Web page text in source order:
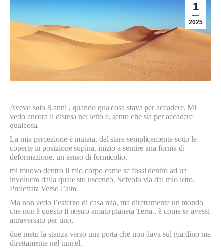
1
2025
Avevo solo 8 anni , quando qualcosa stava per accadere. Mi
vedo ancora li distesa nel letto e, sento che sta per accadere
qualcosa.
La mia percezione è mutata, dal stare semplicemente sotto le
coperte in posizione supina, inizio a sentire una forma di
deformazione, un senso di formicolio,
mi muovo dentro il mio corpo come se fossi dentro ad un
involucro dalla quale sto uscendo. Scivolo via dal mio letto.
Proiettata Verso l’alto.
Ma non vedo l’esterno di casa mia, ma direttamente un mondo
che non è questo il nostro amato pianeta Terra.. è come se avessi
attraversato per uno,
due metri la stanza verso una porta che non dava sul giardino ma
direttamente nel tunnel.